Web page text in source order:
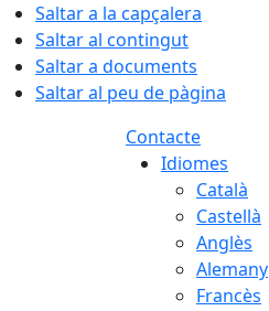
Saltar a la capçalera
Saltar al contingut
Saltar a documents
Saltar al peu de pàgina
Contacte
Idiomes
Català
Castellà
Anglès
Alemany
Francès